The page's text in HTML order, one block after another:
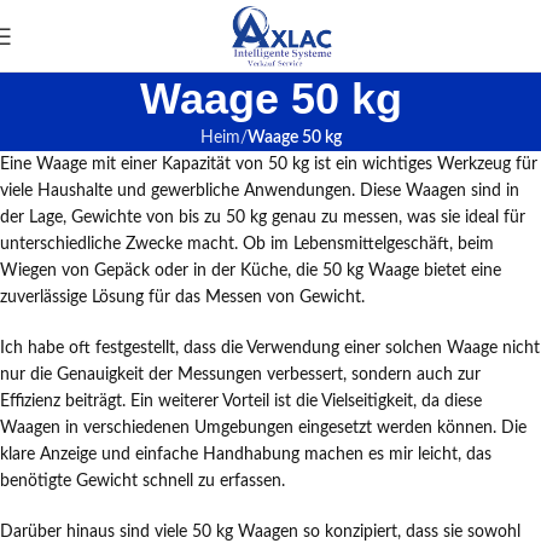
Waage 50 kg
Heim Waage 50 kg
Eine Waage mit einer Kapazität von 50 kg ist ein wichtiges Werkzeug für
viele Haushalte und gewerbliche Anwendungen. Diese Waagen sind in
der Lage, Gewichte von bis zu 50 kg genau zu messen, was sie ideal für
unterschiedliche Zwecke macht. Ob im Lebensmittelgeschäft, beim
Wiegen von Gepäck oder in der Küche, die 50 kg Waage bietet eine
zuverlässige Lösung für das Messen von Gewicht.
Ich habe oft festgestellt, dass die Verwendung einer solchen Waage nicht
nur die Genauigkeit der Messungen verbessert, sondern auch zur
Effizienz beiträgt. Ein weiterer Vorteil ist die Vielseitigkeit, da diese
Waagen in verschiedenen Umgebungen eingesetzt werden können. Die
klare Anzeige und einfache Handhabung machen es mir leicht, das
benötigte Gewicht schnell zu erfassen.
Darüber hinaus sind viele 50 kg Waagen so konzipiert, dass sie sowohl